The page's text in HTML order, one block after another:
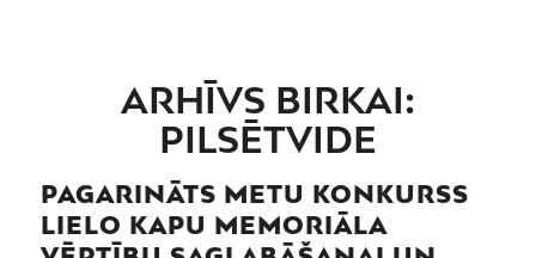
ARHĪVS BIRKAI:
PILSĒTVIDE
PAGARINĀTS METU KONKURSS
LIELO KAPU MEMORIĀLA